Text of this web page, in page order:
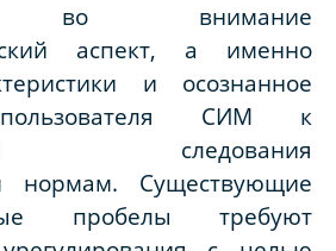
во внимание
аспект, а именно
и осознанное
СИМ к
следования
нормам. Существующие
пробелы требуют